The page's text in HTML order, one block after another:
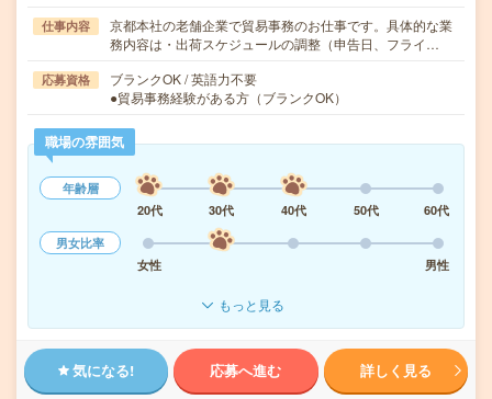
仕事内容
京都本社の老舗企業で貿易事務のお仕事です。具体的な業
務内容は・出荷スケジュールの調整（申告日、フライ…
応募資格
ブランクOK / 英語力不要
●貿易事務経験がある方（ブランクOK）
職場の雰囲気
年齢層
20代
30代 40代 50代
60代
男女比率
女性
男性
もっと見る
気になる! 応募へ進む 詳しく見る